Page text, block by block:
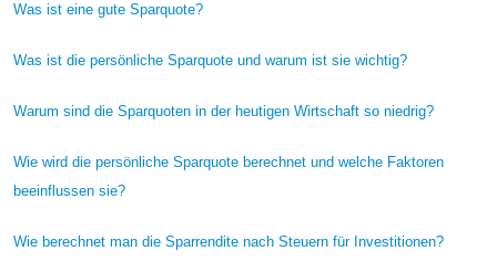
Was ist eine gute Sparquote?
Was ist die persönliche Sparquote und warum ist sie wichtig?
Warum sind die Sparquoten in der heutigen Wirtschaft so niedrig?
Wie wird die persönliche Sparquote berechnet und welche Faktoren
beeinflussen sie?
Wie berechnet man die Sparrendite nach Steuern für Investitionen?